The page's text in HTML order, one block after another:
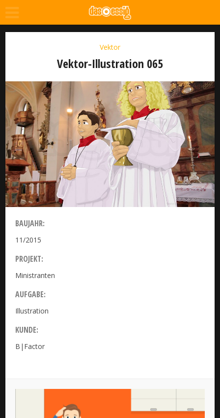
Vektor
Vektor-Illustration 065
BAUJAHR:
11/2015
PROJEKT:
Ministranten
AUFGABE:
Illustration
KUNDE:
B|Factor